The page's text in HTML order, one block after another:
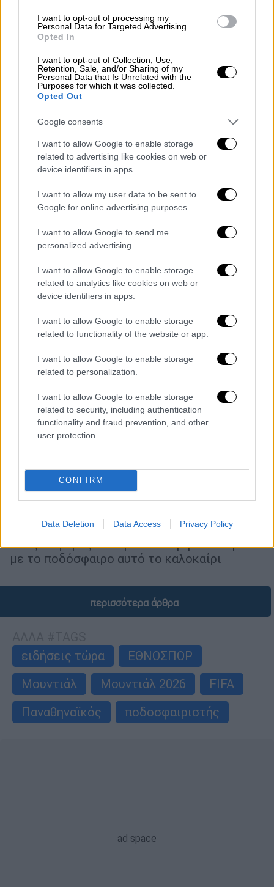
I want to opt-out of processing my
Personal Data for Targeted Advertising.
Opted In
I want to opt-out of Collection, Use,
Retention, Sale, and/or Sharing of my
Personal Data that Is Unrelated with the
Purposes for which it was collected.
Opted Out
Google consents
I want to allow Google to enable storage
related to advertising like cookies on web or
device identifiers in apps.
I want to allow my user data to be sent to
Google for online advertising purposes.
I want to allow Google to send me
personalized advertising.
I want to allow Google to enable storage
related to analytics like cookies on web or
device identifiers in apps.
I want to allow Google to enable storage
related to functionality of the website or app.
I want to allow Google to enable storage
related to personalization.
I want to allow Google to enable storage
related to security, including authentication
functionality and fraud prevention, and other
user protection.
CONFIRM
Data Deletion Data Access Privacy Policy
Αθλητισμός|20.07.2026 18:00
Πέθανε ο Κέβιν Κίγκαν
περασμένο Ιανουάριο, όμως διαγνώστηκε
στο τέταρτο στάδιο της νόσου
Αθλητισμός|20.07.2026 11:00
Πολιτική γκρίνια, το «αόρατο χέρι» του
διαφορετική ανασκόπηση του Μουντιάλ
Όλες οι φορές που η πολιτική «μπλέχτηκε»
με το ποδόσφαιρο αυτό το καλοκαίρι
περισσότερα άρθρα
ειδήσεις τώρα
ΕΘΝΟΣΠΟΡ
Μουντιάλ
Μουντιάλ 2026
FIFA
Παναθηναϊκός
ποδοσφαιριστής